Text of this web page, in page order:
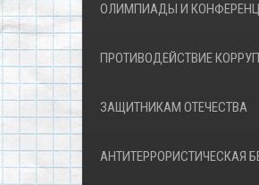
ОЛИМПИАДЫ И
ПРОТИВОДЕЙСТВИЕ
ЗАЩИТНИКАМ ОТЕЧЕСТВА
АНТИТЕРРОРИСТИЧЕСКАЯ